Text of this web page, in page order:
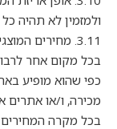
ולמזמין לא תהיה
3.11. מחירים
בכל מקום אחר
כפי שהוא מופיע
מכירה, ו/או אתרים
בכל מקרה